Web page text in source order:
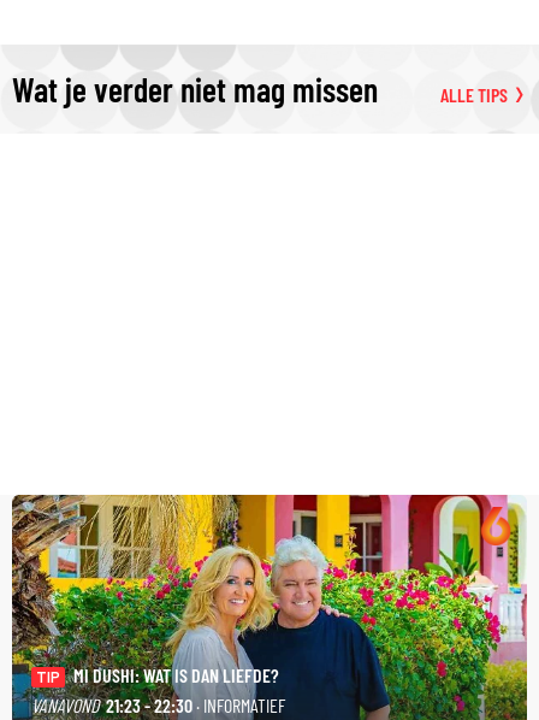
Wat je verder niet mag missen ALLE TIPS
TIP
MI DUSHI: WAT IS DAN LIEFDE?
VANAVOND 21:23 - 22:30 · INFORMATIEF